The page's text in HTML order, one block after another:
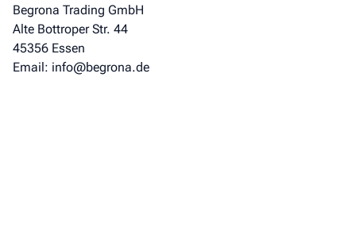
Begrona Trading GmbH
Alte Bottroper Str. 44
45356 Essen
Email: info@begrona.de